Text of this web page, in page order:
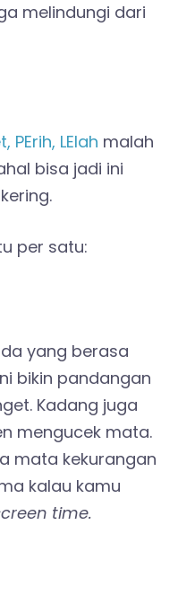
melindungi dari
PErih, LElah malah
bisa jadi ini
per satu:
yang berasa
bikin pandangan
Kadang juga
mengucek mata.
mata kekurangan
kalau kamu
time.